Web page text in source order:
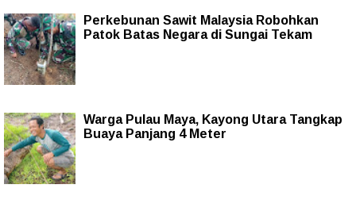
Perkebunan Sawit Malaysia Robohkan
Patok Batas Negara di Sungai Tekam
Warga Pulau Maya, Kayong Utara Tangkap
Buaya Panjang 4 Meter